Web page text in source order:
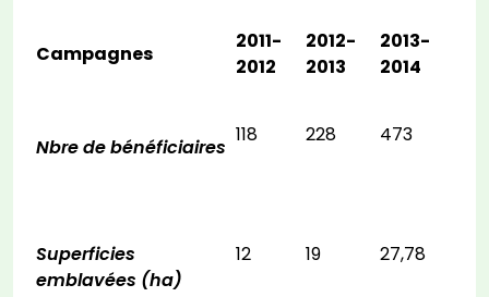
Campagnes
2011-
2012
2012-
2013
2013-
2014
Nbre de bénéficiaires
118 228 473
Superficies
emblavées (ha)
12 19 27,78